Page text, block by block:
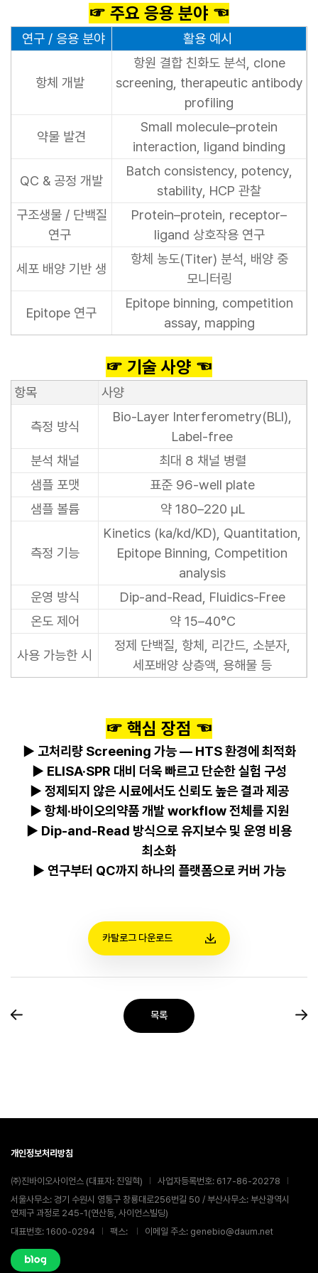
☞ 주요 응용 분야 ☜
연구 / 응용 분야 활용 예시
항체 개발
항원 결합 친화도 분석, clone
screening, therapeutic antibody
profiling
약물 발견
Small molecule–protein
interaction, ligand binding
QC & 공정 개발
Batch consistency, potency,
stability, HCP 관찰
구조생물 / 단백질
연구
Protein–protein, receptor–
ligand 상호작용 연구
세포 배양 기반 생
항체 농도(Titer) 분석, 배양 중
모니터링
Epitope 연구
Epitope binning, competition
assay, mapping
☞ 기술 사양 ☜
항목 사양
측정 방식
Bio-Layer Interferometry(BLI),
Label-free
분석 채널
최대 8 채널 병렬
샘플 포맷
표준 96-well plate
샘플 볼륨
약 180–220 µL
측정 기능
Kinetics (ka/kd/KD), Quantitation,
Epitope Binning, Competition
analysis
운영 방식
Dip-and-Read, Fluidics-Free
온도 제어
약 15–40°C
사용 가능한 시
정제 단백질, 항체, 리간드, 소분자,
세포배양 상층액, 용해물 등
☞ 핵심 장점 ☜
▶ 고처리량 Screening 가능 — HTS 환경에 최적화
▶ ELISA·SPR 대비 더욱 빠르고 단순한 실험 구성
▶ 정제되지 않은 시료에서도 신뢰도 높은 결과 제공
▶ 항체·바이오의약품 개발 workflow 전체를 지원
▶ Dip-and-Read 방식으로 유지보수 및 운영 비용
최소화
▶ 연구부터 QC까지 하나의 플랫폼으로 커버 가능
카탈로그 다운로드
목록
개인정보처리방침
㈜진바이오사이언스 (대표자: 진일혁)
사업자등록번호: 617-86-20278
서울사무소: 경기 수원시 영통구 창룡대로256번길 50 / 부산사무소: 부산광역시
연제구 과정로 245-1(연산동, 사이언스빌딩)
대표번호: 1600-0294
팩스: 이메일 주소: genebio@daum.net